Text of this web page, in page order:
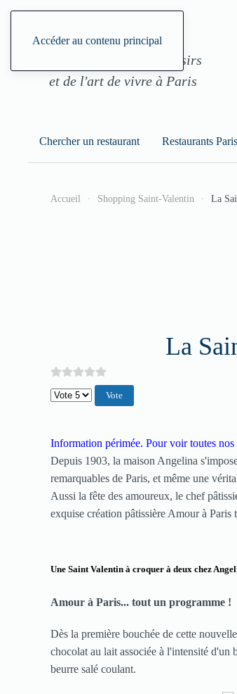
Accéder au contenu principal
ParisGourmand, le site
des restaurants, des loisirs
et de l'art de vivre à Paris
Chercher un restaurant Restaurants Paris
Accueil Shopping Saint-Valentin La
La
Veuillez voter
Information périmée. Pour voir toutes
Depuis 1903, la maison Angelina
remarquables de Paris, et même une
Aussi la fête des amoureux, le chef
exquise création pâtissière Amour à
Une Saint Valentin à croquer à deux chez
Amour à Paris... tout un programme !
Dès la première bouchée de cette
chocolat au lait associée à l'intensité
beurre salé coulant.